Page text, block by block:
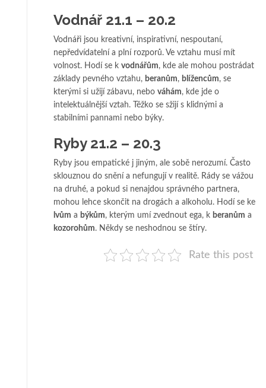
Vodnář 21.1 – 20.2
Vodnáři jsou kreativní, inspirativní, nespoutaní,
nepředvídatelní a plní rozporů. Ve vztahu musí mít
volnost. Hodí se k vodnářům, kde ale mohou postrádat
základy pevného vztahu, beranům, blížencům, se
kterými si užijí zábavu, nebo váhám, kde jde o
intelektuálnější vztah. Těžko se sžijí s klidnými a
stabilními pannami nebo býky.
Ryby 21.2 – 20.3
Ryby jsou empatické j jiným, ale sobě nerozumí. Často
sklouznou do snění a nefungují v realitě. Rády se vážou
na druhé, a pokud si nenajdou správného partnera,
mohou lehce skončit na drogách a alkoholu. Hodí se ke
lvům a býkům, kterým umí zvednout ega, k beranům a
kozorohům. Někdy se neshodnou se štíry.
Rate this post